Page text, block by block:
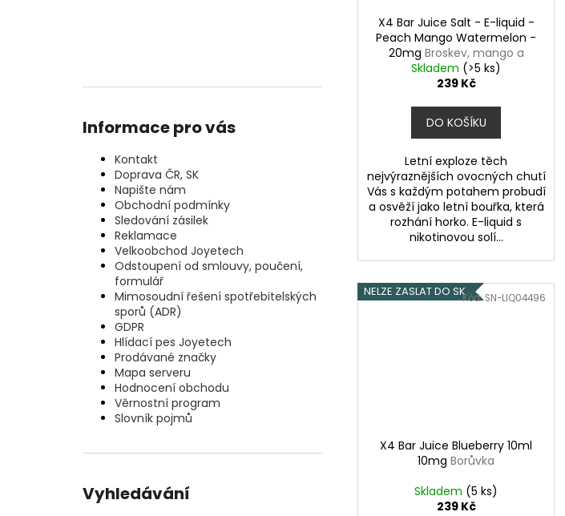
Informace pro vás
Kontakt
Doprava ČR, SK
Napište nám
Obchodní podmínky
Sledování zásilek
Reklamace
Velkoobchod Joyetech
Odstoupení od smlouvy, poučení,
formulář
Mimosoudní řešení spotřebitelských
sporů (ADR)
GDPR
Hlídací pes Joyetech
Prodávané značky
Mapa serveru
Hodnocení obchodu
Věrnostní program
Slovník pojmů
Vyhledávání
X4 Bar Juice Salt - E-liquid -
Peach Mango Watermelon -
20mg Broskev, mango a
meloun
Skladem (>5 ks)
239 Kč
DO KOŠÍKU
Letní exploze těch
nejvýraznějších ovocných chutí
Vás s každým potahem probudí
a osvěží jako letní bouřka, která
rozhání horko. E-liquid s
nikotinovou solí...
NELZE ZASLAT DO SK
X4 Bar Juice Blueberry 10ml
10mgBorůvka
Skladem (5 ks)
239 Kč
Kód:SN-LIQ04496